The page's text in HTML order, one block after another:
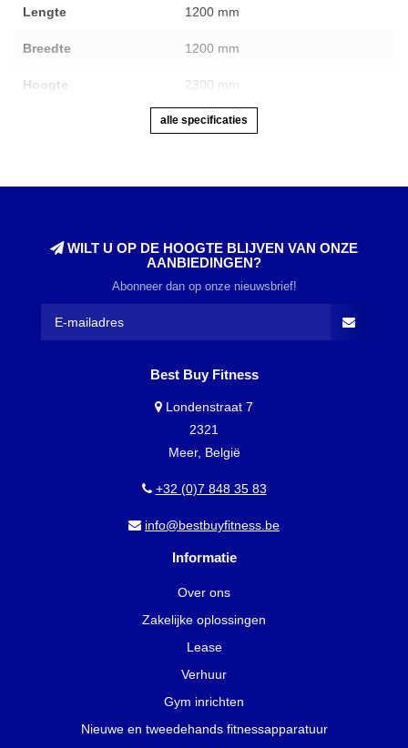
Lengte 1200 mm
Breedte 1200 mm
Hoogte 2300 mm
alle specificaties
WILT U OP DE HOOGTE BLIJVEN VAN ONZE
AANBIEDINGEN?
Abonneer dan op onze nieuwsbrief!
Best Buy Fitness
Londenstraat 7
2321
Meer, België
+32 (0)7 848 35 83
info@bestbuyfitness.be
Informatie
Over ons
Zakelijke oplossingen
Lease
Verhuur
Gym inrichten
Nieuwe en tweedehands fitnessapparatuur